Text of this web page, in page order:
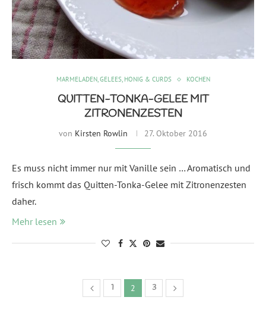
MARMELADEN, GELEES, HONIG & CURDS KOCHEN
QUITTEN-TONKA-GELEE MIT
ZITRONENZESTEN
von Kirsten Rowlin 27. Oktober 2016
Es muss nicht immer nur mit Vanille sein … Aromatisch und
frisch kommt das Quitten-Tonka-Gelee mit Zitronenzesten
daher.
Mehr lesen
1 2 3